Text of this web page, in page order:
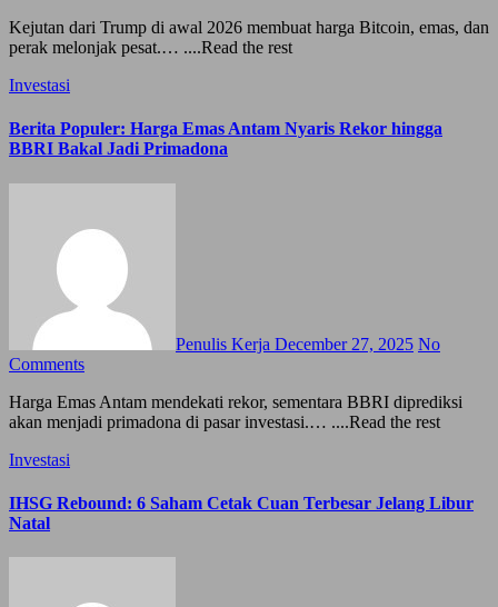
Kejutan dari Trump di awal 2026 membuat harga Bitcoin, emas, dan
perak melonjak pesat.… ....Read the rest
Investasi
Berita Populer: Harga Emas Antam Nyaris Rekor hingga
BBRI Bakal Jadi Primadona
Penulis Kerja December 27, 2025 No
Comments
Harga Emas Antam mendekati rekor, sementara BBRI diprediksi
akan menjadi primadona di pasar investasi.… ....Read the rest
Investasi
IHSG Rebound: 6 Saham Cetak Cuan Terbesar Jelang Libur
Natal